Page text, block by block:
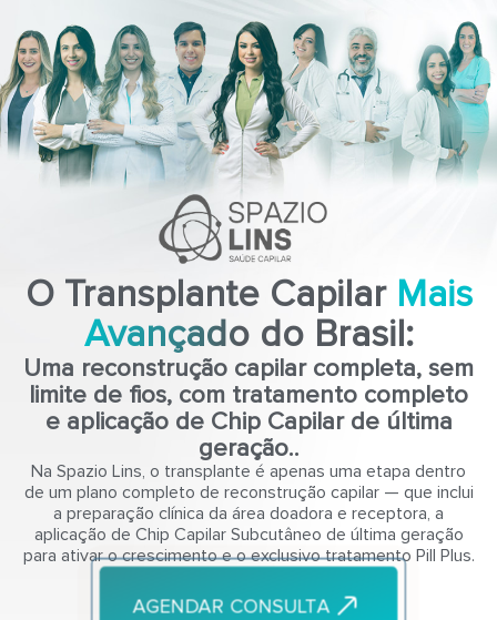
O Transplante Capilar Mais
Avançado do Brasil:
Uma reconstrução capilar completa, sem
limite de fios, com tratamento completo
e aplicação de Chip Capilar de última
geração..
Na Spazio Lins, o transplante é apenas uma etapa dentro
de um plano completo de reconstrução capilar — que inclui
a preparação clínica da área doadora e receptora, a
aplicação de Chip Capilar Subcutâneo de última geração
para ativar o crescimento e o exclusivo tratamento Pill Plus.
AGENDAR CONSULTA